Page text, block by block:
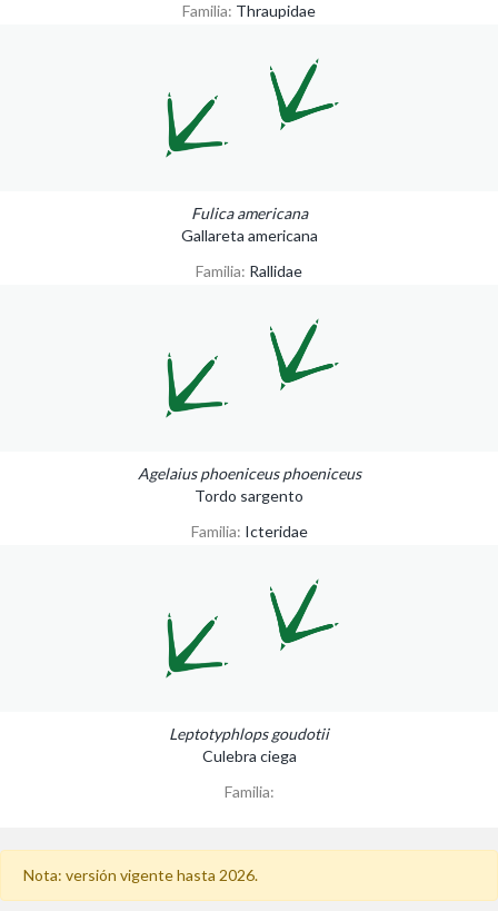
Familia: Thraupidae
Fulica americana
Gallareta americana
Familia: Rallidae
Agelaius phoeniceus phoeniceus
Tordo sargento
Familia: Icteridae
Leptotyphlops goudotii
Culebra ciega
Familia:
Nota: versión vigente hasta 2026.